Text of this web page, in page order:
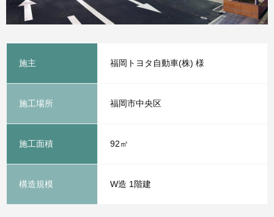
施主 福岡トヨタ自動車(株) 様
施工場所 福岡市中央区
施工面積 92㎡
構造規模 W造 1階建